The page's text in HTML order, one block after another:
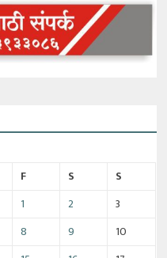
F S
S
1
2
3
8 9
10